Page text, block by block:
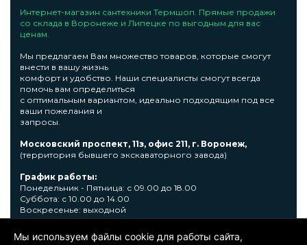
Интернет-магазин сантехники Термшоп. Прямые продажи
со склада в Воронеже и Липецке по выгодным для вас
ценам.
Мы предлагаем Вам множество товаров, которые смогут
внести в вашу жизнь
комфорт и удобство. Наши специалисты смогут всегда
помочь вам определиться
с оптимальным вариантом, идеально подходящим под все
ваши пожелания и
запросы.
Московский проспект, 11з, офис 211, г. Воронеж,
(территория бывшего экскаваторного завода)
График работы:
Понедельник - Пятница: с 09.00 до 18.00
Суббота: с 10.00 до 14.00
Воскресенье: выходной
Узнать подробную информациювы сможете по телефону +7
473 300-31-39 или E-mail: sale@thermshop.ru
Мы используем файлы cookie для работы сайта,